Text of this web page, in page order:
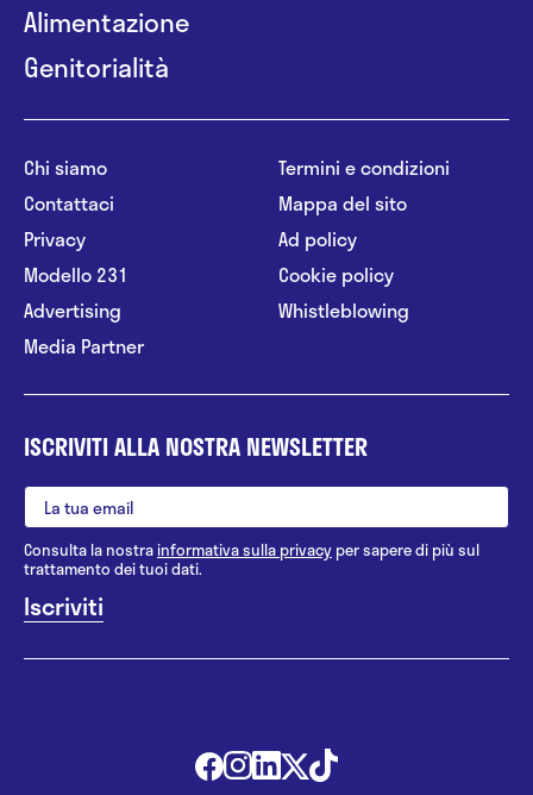
Alimentazione
Genitorialità
Chi siamo
Contattaci
Privacy
Modello 231
Advertising
Media Partner
Termini e condizioni
Mappa del sito
Ad policy
Cookie policy
Whistleblowing
ISCRIVITI ALLA NOSTRA NEWSLETTER
Consulta la nostrainformativa sulla privacy per sapere di più sul
trattamento dei tuoi dati.